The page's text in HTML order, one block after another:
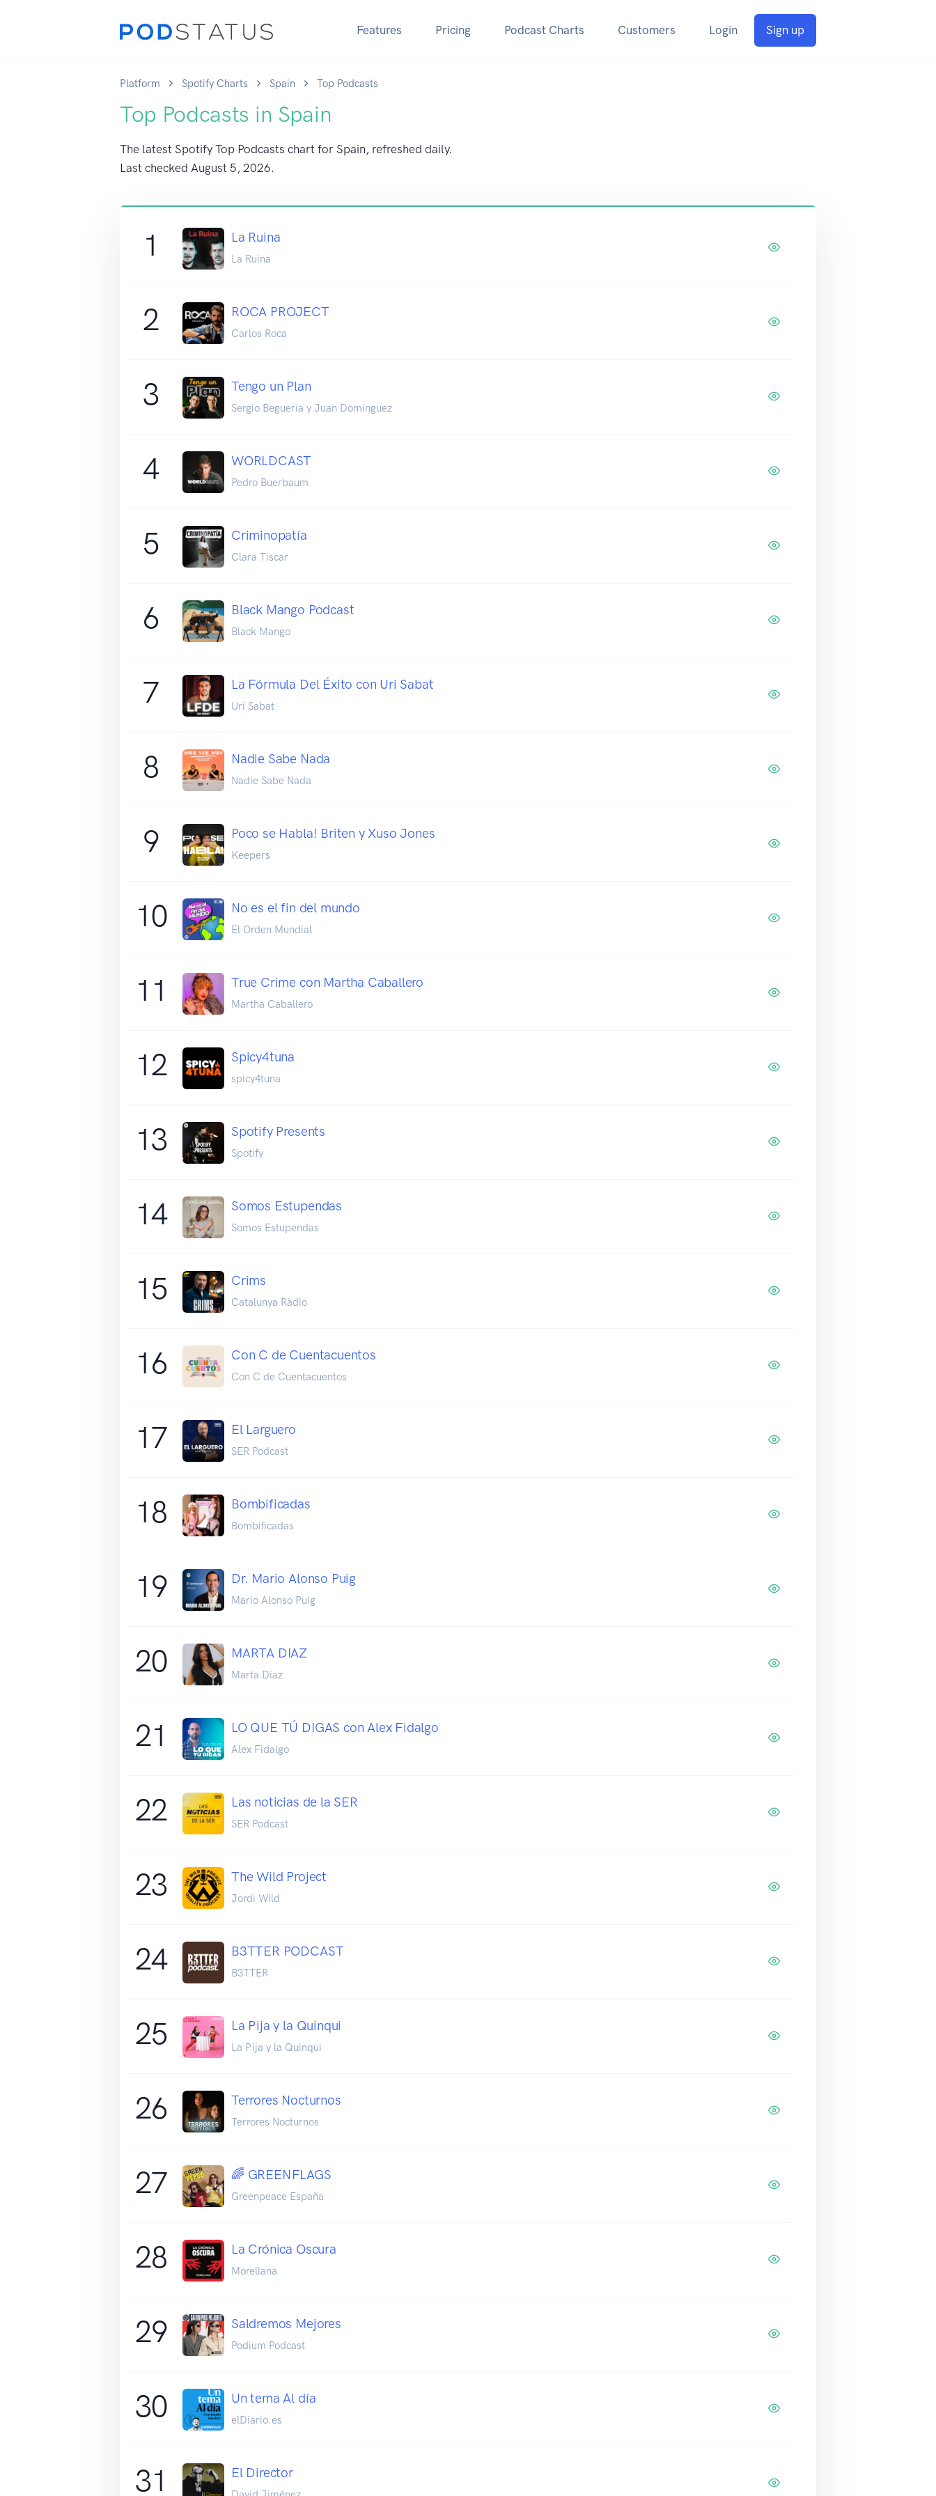
Features Pricing Podcast Charts Customers Login Sign up
Platform Spotify Charts Spain Top Podcasts
Top Podcasts in Spain
The latest Spotify Top Podcasts chart for Spain, refreshed daily.
Last checked August 5, 2026.
1 La Ruina
La Ruina
2 ROCA PROJECT
Carlos Roca
3 Tengo un Plan
Sergio Beguería y Juan Domínguez
4 WORLDCAST
Pedro Buerbaum
5 Criminopatía
Clara Tiscar
6 Black Mango Podcast
Black Mango
7 La Fórmula Del Éxito con Uri Sabat
Uri Sabat
8 Nadie Sabe Nada
Nadie Sabe Nada
9 Poco se Habla! Briten y Xuso Jones
Keepers
10 No es el fin del mundo
El Orden Mundial
11 True Crime con Martha Caballero
Martha Caballero
12 Spicy4tuna
spicy4tuna
13 Spotify Presents
Spotify
14 Somos Estupendas
Somos Estupendas
15 Crims
Catalunya Ràdio
16 Con C de Cuentacuentos
Con C de Cuentacuentos
17 El Larguero
SER Podcast
18 Bombificadas
Bombificadas
19 Dr. Mario Alonso Puig
Mario Alonso Puig
20 MARTA DIAZ
Marta Diaz
21 LO QUE TÚ DIGAS con Alex Fidalgo
Alex Fidalgo
22 Las noticias de la SER
SER Podcast
23 The Wild Project
Jordi Wild
24 B3TTER PODCAST
B3TTER
25 La Pija y la Quinqui
La Pija y la Quinqui
26 Terrores Nocturnos
Terrores Nocturnos
27 🌈 GREENFLAGS
Greenpeace España
28 La Crónica Oscura
Morellana
29 Saldremos Mejores
Podium Podcast
30 Un tema Al día
elDiario.es
31 El Director